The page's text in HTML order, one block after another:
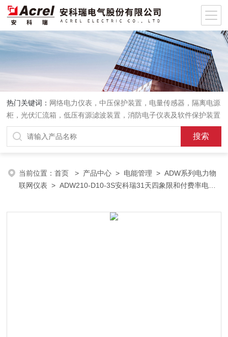
热门关键词： 网络电力仪表，中压保护装置，电量传感器，隔离电源
柜，光伏汇流箱，低压有源滤波装置，消防电子仪表及软件保护装置
当前位置：首页 > 产品中心 > 电能管理 >ADW系列电力物
联网仪表 > ADW210-D10-3S安科瑞31天四象限和付费率电能